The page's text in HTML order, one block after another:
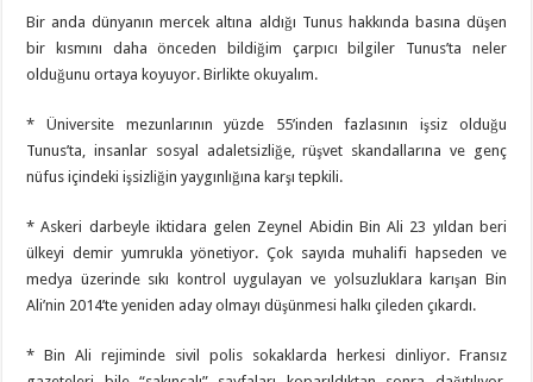
Bir anda dünyanın mercek altına aldığı Tunus hakkında basına düşen
bir kısmını daha önceden bildiğim çarpıcı bilgiler Tunus’ta neler
olduğunu ortaya koyuyor. Birlikte okuyalım.
* Üniversite mezunlarının yüzde 55’inden fazlasının işsiz olduğu
Tunus’ta, insanlar sosyal adaletsizliğe, rüşvet skandallarına ve genç
nüfus içindeki işsizliğin yaygınlığına karşı tepkili.
* Askeri darbeyle iktidara gelen Zeynel Abidin Bin Ali 23 yıldan beri
ülkeyi demir yumrukla yönetiyor. Çok sayıda muhalifi hapseden ve
medya üzerinde sıkı kontrol uygulayan ve yolsuzluklara karışan Bin
Ali’nin 2014’te yeniden aday olmayı düşünmesi halkı çileden çıkardı.
* Bin Ali rejiminde sivil polis sokaklarda herkesi dinliyor. Fransız